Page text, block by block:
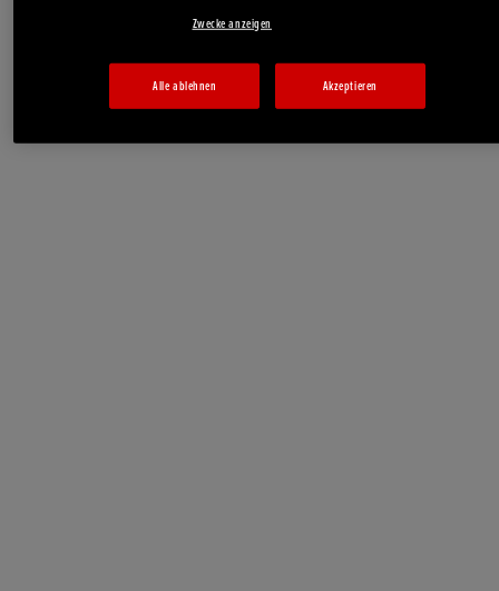
Zwecke anzeigen
Alle ablehnen Akzeptieren